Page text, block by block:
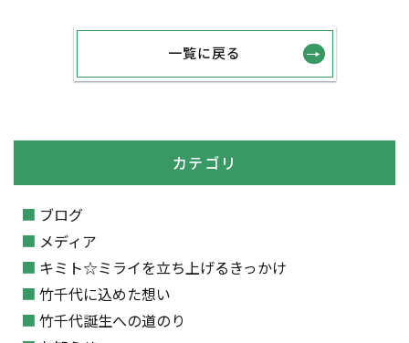
一覧に戻る
カテゴリ
ブログ
メディア
キミト☆ミライを立ち上げるきっかけ
竹千代に込めた想い
竹千代誕生への道のり